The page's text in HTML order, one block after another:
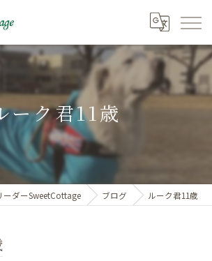
ーク君11歳
ーダーSweetCottage ブログ ルーク君11歳